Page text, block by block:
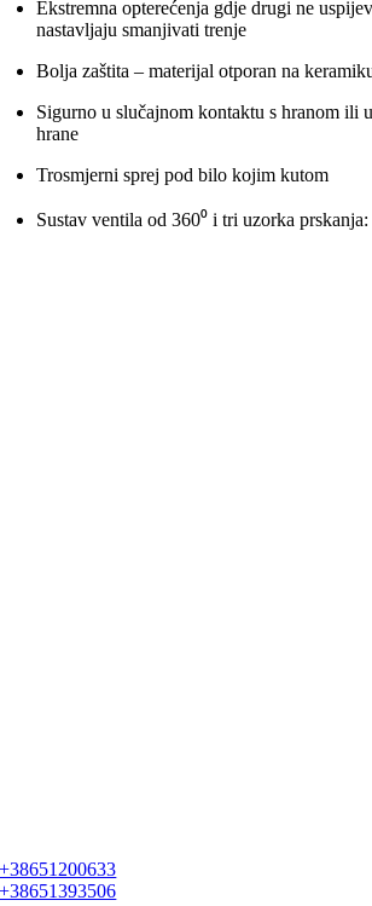
Ekstremna opterećenja gdje drugi ne
nastavljaju smanjivati ​​trenje
Bolja zaštita – materijal otporan na
Sigurno u slučajnom kontaktu s hranom ili
hrane
Trosmjerni sprej pod bilo kojim kutom
Sustav ventila od 360⁰ i tri uzorka
+38651200633
+38651393506